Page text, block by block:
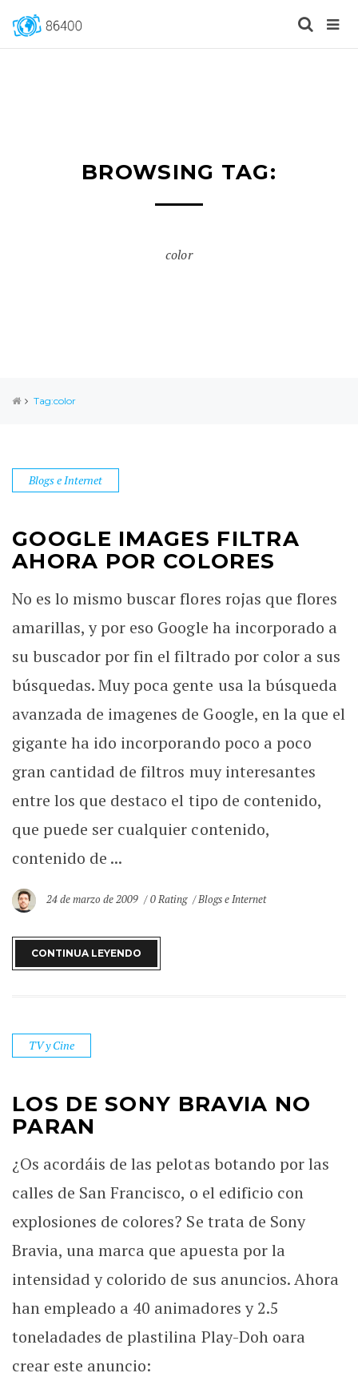
BROWSING TAG:
color
Tag:color
Blogs e Internet
GOOGLE IMAGES FILTRA
AHORA POR COLORES
No es lo mismo buscar flores rojas que flores
amarillas, y por eso Google ha incorporado a
su buscador por fin el filtrado por color a sus
búsquedas. Muy poca gente usa la búsqueda
avanzada de imagenes de Google, en la que el
gigante ha ido incorporando poco a poco
gran cantidad de filtros muy interesantes
entre los que destaco el tipo de contenido,
que puede ser cualquier contenido,
contenido de ...
24 de marzo de 2009 0 Rating Blogs e Internet
CONTINUA LEYENDO
TV y Cine
LOS DE SONY BRAVIA NO
PARAN
¿Os acordáis de las pelotas botando por las
calles de San Francisco, o el edificio con
explosiones de colores? Se trata de Sony
Bravia, una marca que apuesta por la
intensidad y colorido de sus anuncios. Ahora
han empleado a 40 animadores y 2.5
toneladades de plastilina Play-Doh oara
crear este anuncio: